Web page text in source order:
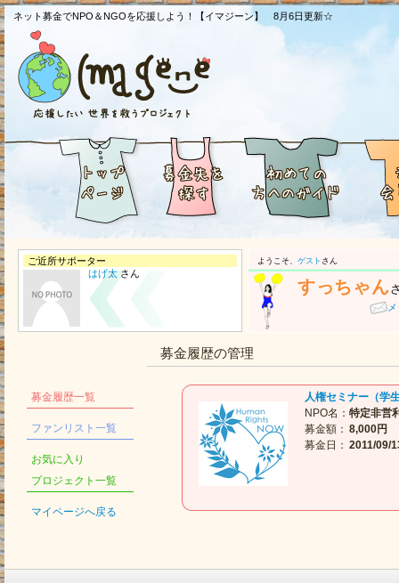
ネット募金でNPO＆NGOを応援しよう！【イマジーン】 8月6日更新☆
ご近所サポーター
はげ太さん
ようこそ、 ゲスト さん
すっちゃん
募金履歴一覧
ファンリスト一覧
お気に入り
プロジェクト一覧
マイページへ戻る
募金履歴の管理
人権セミナー（学
NPO名： 特定非営
募金額： 8,000円
募金日： 2011/09/